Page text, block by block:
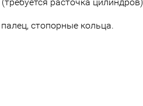
стопорные кольца.